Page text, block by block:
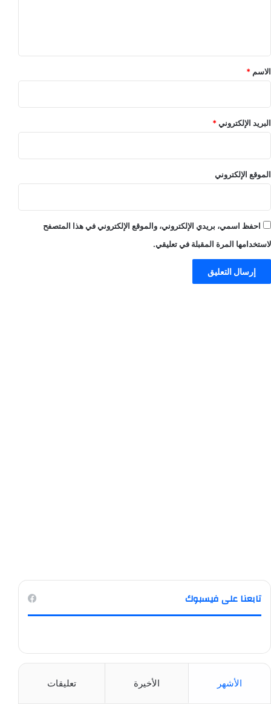
*
الاسم *
البريد الإلكتروني*
الموقع الإلكتروني
احفظ اسمي، بريدي الإلكتروني، والموقع الإلكتروني في هذا المتصفح
لاستخدامها المرة المقبلة في تعليقي.
تابعنا على فيسبوك
الأشهر الأخيرة تعليقات